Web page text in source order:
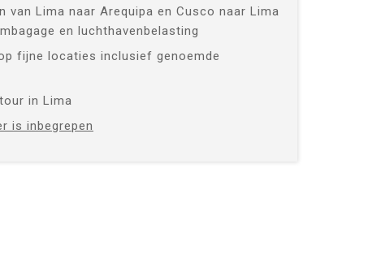
van Lima naar Arequipa en Cusco naar Lima
en luchthavenbelasting
fijne locaties inclusief genoemde
in Lima
is inbegrepen